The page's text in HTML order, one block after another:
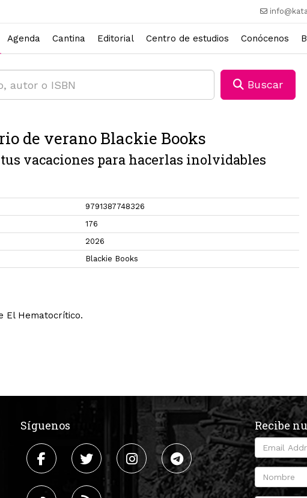
Agenda Cantina Editorial Centro de estudios Conócenos
Buscar
de verano Blackie Books
vacaciones para hacerlas inolvidables
9791387748326
176
2026
Blackie Books
El Hematocrítico.
Síguenos Recibe